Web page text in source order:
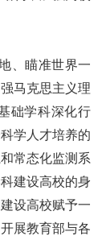
、瞄准世界一
马克思主义理
础学科深化行
学人才培养的
常态化监测系
建设高校的身
设高校赋予一
展教育部与各